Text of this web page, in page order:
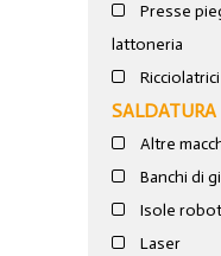
Presse
lattoneria
Ricciolatrici
SALDATURA
Altre
Banchi di
Isole
Laser